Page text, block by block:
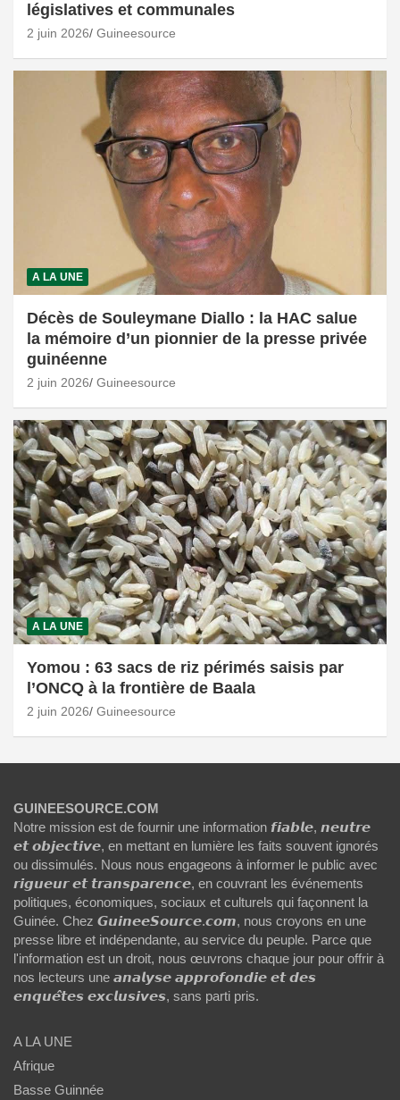
législatives et communales
2 juin 2026 Guineesource
A LA UNE
Décès de Souleymane Diallo : la HAC salue
la mémoire d’un pionnier de la presse privée
guinéenne
2 juin 2026 Guineesource
A LA UNE
Yomou : 63 sacs de riz périmés saisis par
l’ONCQ à la frontière de Baala
2 juin 2026 Guineesource
GUINEESOURCE.COM
Notre mission est de fournir une information 𝙛𝙞𝙖𝙗𝙡𝙚, 𝙣𝙚𝙪𝙩𝙧𝙚
𝙚𝙩 𝙤𝙗𝙟𝙚𝙘𝙩𝙞𝙫𝙚, en mettant en lumière les faits souvent ignorés
ou dissimulés. Nous nous engageons à informer le public avec
𝙧𝙞𝙜𝙪𝙚𝙪𝙧 𝙚𝙩 𝙩𝙧𝙖𝙣𝙨𝙥𝙖𝙧𝙚𝙣𝙘𝙚, en couvrant les événements
politiques, économiques, sociaux et culturels qui façonnent la
Guinée. Chez 𝙂𝙪𝙞𝙣𝙚𝙚𝙎𝙤𝙪𝙧𝙘𝙚.𝙘𝙤𝙢, nous croyons en une
presse libre et indépendante, au service du peuple. Parce que
l'information est un droit, nous œuvrons chaque jour pour offrir à
nos lecteurs une 𝙖𝙣𝙖𝙡𝙮𝙨𝙚 𝙖𝙥𝙥𝙧𝙤𝙛𝙤𝙣𝙙𝙞𝙚 𝙚𝙩 𝙙𝙚𝙨
𝙚𝙣𝙦𝙪𝙚̂𝙩𝙚𝙨 𝙚𝙭𝙘𝙡𝙪𝙨𝙞𝙫𝙚𝙨, sans parti pris.
A LA UNE
Afrique
Basse Guinnée